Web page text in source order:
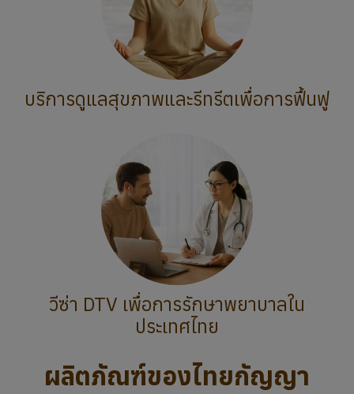
บริการดูแลสุขภาพและรีทรีตเพื่อการฟื้นฟู
วีซ่า DTV เพื่อการรักษาพยาบาลใน
ประเทศไทย
ผลิตภัณฑ์ของไทยกัญญา